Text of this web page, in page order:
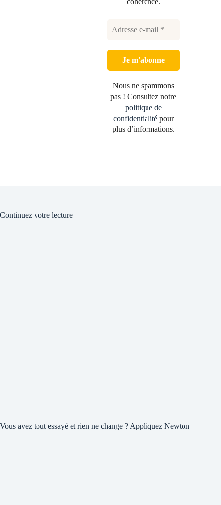
cohérence.
Nous ne spammons
pas ! Consultez notre
politique de
confidentialitépour
plus d’informations.
Continuez votre lecture
Vous avez tout essayé et rien ne change ? Appliquez Newton